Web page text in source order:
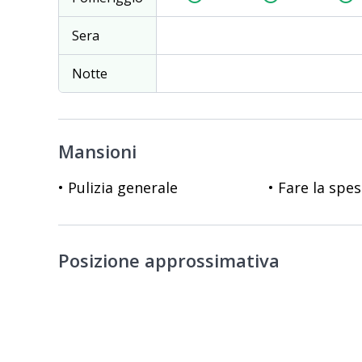
Sera
Notte
Mansioni
• Pulizia generale • Fare la
Posizione approssimativa